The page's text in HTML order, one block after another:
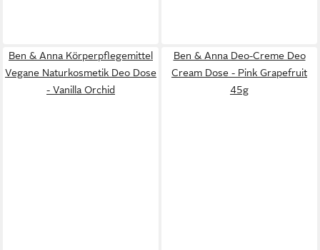
Ben & Anna Körperpflegemittel
Vegane Naturkosmetik Deo Dose
- Vanilla Orchid
Ben & Anna Deo-Creme Deo
Cream Dose - Pink Grapefruit
45g